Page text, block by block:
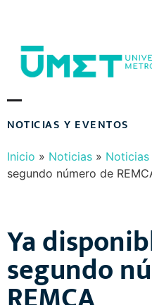
NOTICIA
S
Y
E
V
E
N
T
O
S
Inicio » Noticias » Noticias
segundo número de
Ya
segundo